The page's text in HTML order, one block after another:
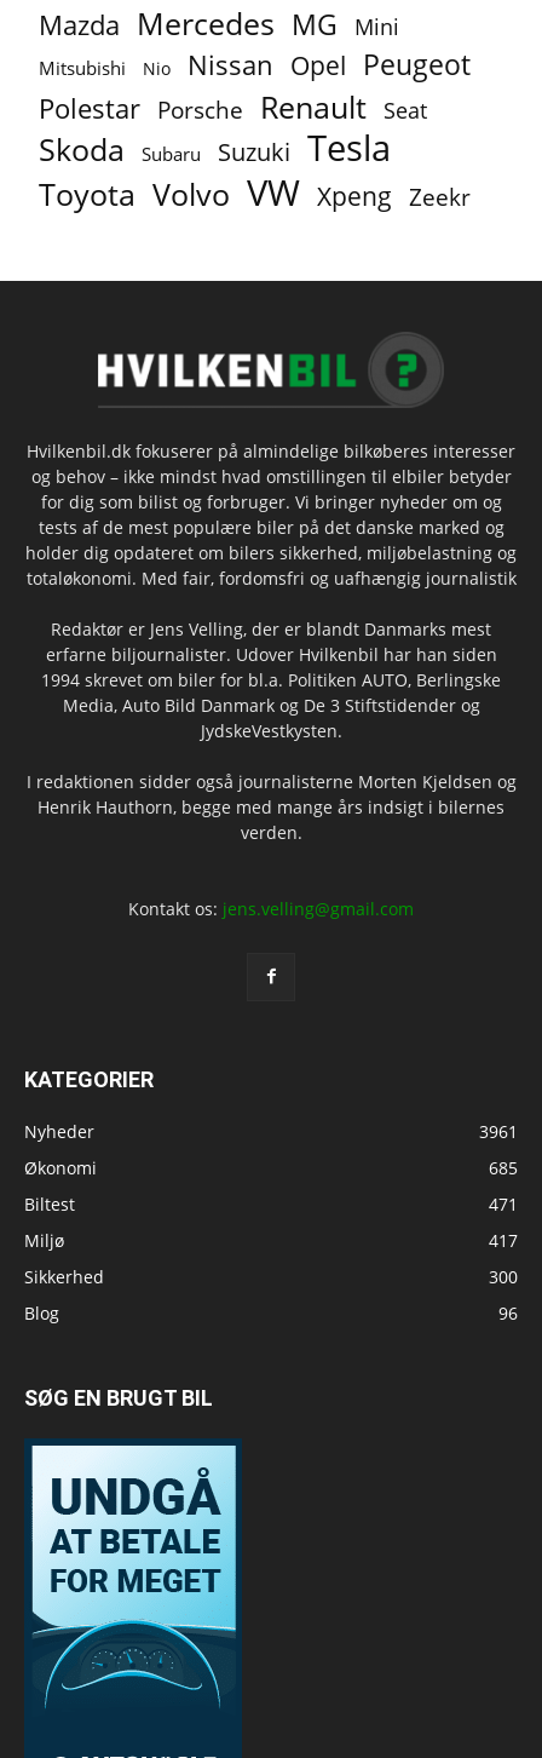
Mazda Mercedes MG Mini
Mitsubishi Nio Nissan Opel Peugeot
Polestar Porsche Renault Seat
Skoda Subaru Suzuki Tesla
Toyota Volvo VW Xpeng Zeekr
Hvilkenbil.dk fokuserer på almindelige bilkøberes interesser
og behov – ikke mindst hvad omstillingen til elbiler betyder
for dig som bilist og forbruger. Vi bringer nyheder om og
tests af de mest populære biler på det danske marked og
holder dig opdateret om bilers sikkerhed, miljøbelastning og
totaløkonomi. Med fair, fordomsfri og uafhængig journalistik
Redaktør er Jens Velling, der er blandt Danmarks mest
erfarne biljournalister. Udover Hvilkenbil har han siden
1994 skrevet om biler for bl.a. Politiken AUTO, Berlingske
Media, Auto Bild Danmark og De 3 Stiftstidender og
JydskeVestkysten.
I redaktionen sidder også journalisterne Morten Kjeldsen og
Henrik Hauthorn, begge med mange års indsigt i bilernes
verden.
Kontakt os: jens.velling@gmail.com
KATEGORIER
Nyheder
3961
Økonomi
685
Biltest
471
Miljø
417
Sikkerhed
300
Blog
96
SØG EN BRUGT BIL